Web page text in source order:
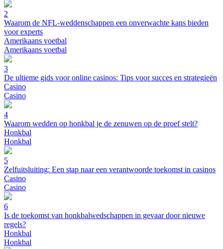
2
Waarom de NFL-weddenschappen een onverwachte kans bieden
voor experts
Amerikaans voetbal
Amerikaans voetbal
3
De ultieme gids voor online casinos: Tips voor succes en strategieën
Casino
Casino
4
Waarom wedden op honkbal je de zenuwen op de proef stelt?
Honkbal
Honkbal
5
Zelfuitsluiting: Een stap naar een verantwoorde toekomst in casinos
Casino
Casino
6
Is de toekomst van honkbalwedschappen in gevaar door nieuwe
regels?
Honkbal
Honkbal